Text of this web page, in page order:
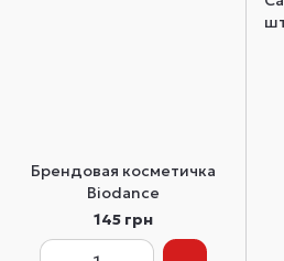
Брендовая косметичка
Biodance
145 грн